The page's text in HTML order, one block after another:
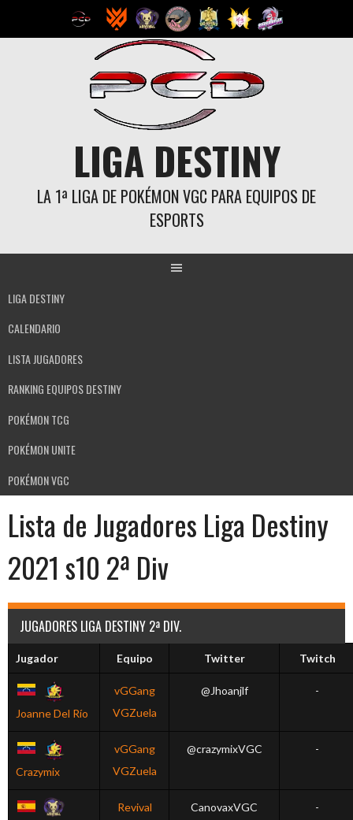
LIGA DESTINY
LA 1ª LIGA DE POKÉMON VGC PARA EQUIPOS DE
ESPORTS
LIGA DESTINY
CALENDARIO
LISTA JUGADORES
RANKING EQUIPOS DESTINY
POKÉMON TCG
POKÉMON UNITE
POKÉMON VGC
Lista de Jugadores Liga Destiny
2021 s10 2ª Div
JUGADORES LIGA DESTINY 2ª DIV.
Jugador Equipo Twitter Twitch
Joanne Del Río
vGGang
VGZuela
@Jhoanjlf -
Crazymix
vGGang
VGZuela
@crazymixVGC -
Revival CanovaxVGC -